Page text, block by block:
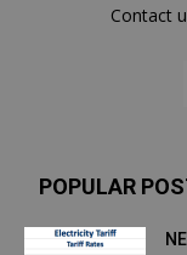
Contact
POPULAR